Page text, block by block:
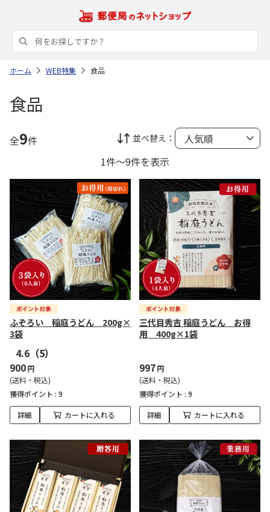
ホーム WEB特集 食品
食品
全9件 並べ替え：
1件～9件を表示
ふぞろい 稲庭うどん 200g×
3袋
4.6 （5）
900円
(送料・税込)
獲得ポイント : 9
詳細 カートに入れる
三代目秀吉 稲庭うどん お得
用 400g×1袋
997円
(送料・税込)
獲得ポイント : 9
詳細 カートに入れる